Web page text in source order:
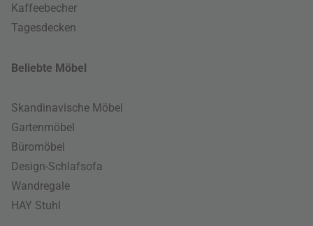
Kaffeebecher
Tagesdecken
Beliebte Möbel
Skandinavische Möbel
Gartenmöbel
Büromöbel
Design-Schlafsofa
Wandregale
HAY Stuhl